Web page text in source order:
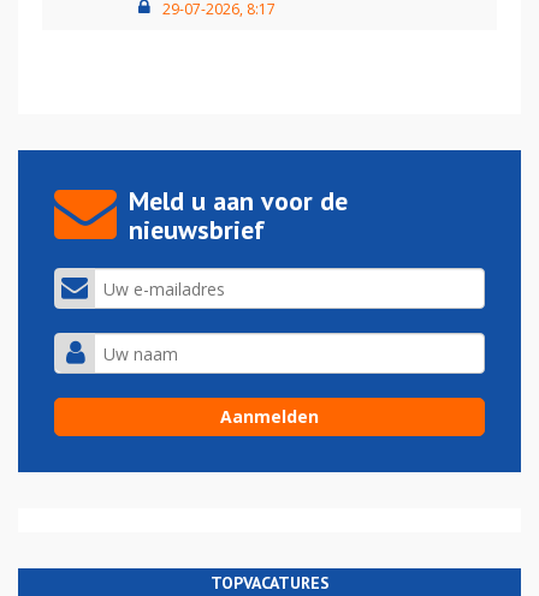
29-07-2026, 8:17
Meld u aan voor de
nieuwsbrief
TOPVACATURES